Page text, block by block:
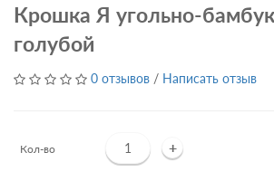
Крошка Я угольно-
голубой
0 отзывов / Написать отзыв
Кол-во +